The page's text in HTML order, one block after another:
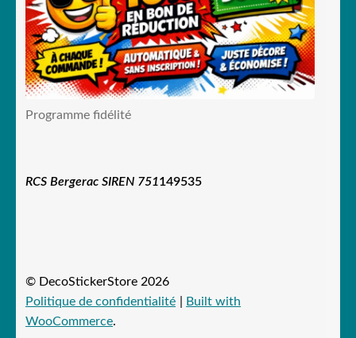
Programme fidélité
RCS Bergerac SIREN 751149535
© DecoStickerStore 2026
Politique de confidentialité
Built with
WooCommerce.